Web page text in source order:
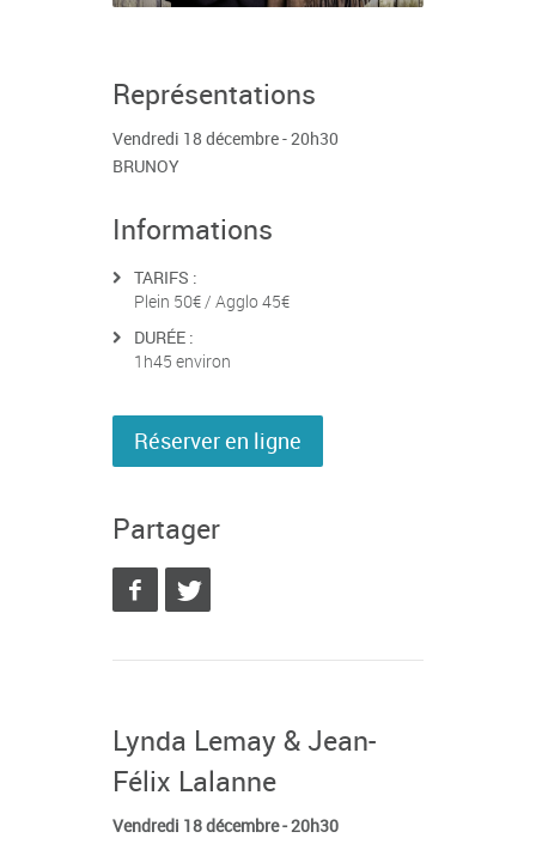
Représentations
Vendredi 18 décembre - 20h30
BRUNOY
Informations
TARIFS :
Plein 50€ / Agglo 45€
DURÉE :
1h45 environ
Réserver en ligne
Partager
Lynda Lemay & Jean-
Félix Lalanne
Vendredi 18 décembre - 20h30